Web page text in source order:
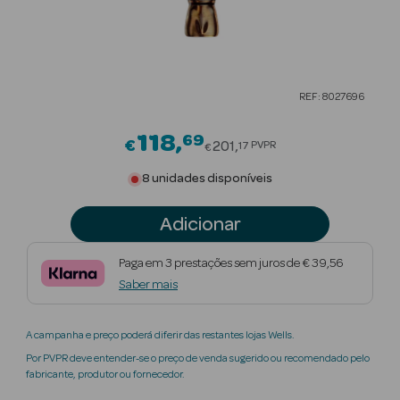
Maquilhagem
Beauty Season
Beauty Season
Nutricosmética
Perfumes
Beauty Season
REF: 8027696
€118 69Price reduced from
€201 17 PVPR
8 unidades disponíveis
Adicionar
Paga em 3 prestações sem juros de € 39,56
Saber mais
A campanha e preço poderá diferir das restantes lojas Wells.
Por PVPR deve entender-se o preço de venda sugerido ou recomendado pelo
fabricante, produtor ou fornecedor.